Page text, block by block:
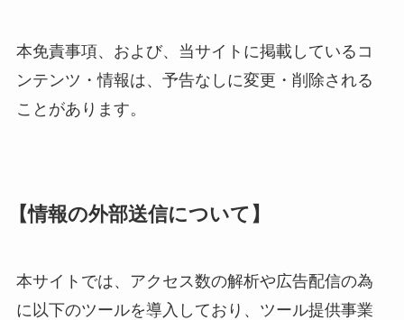
本免責事項、および、当サイトに掲載しているコ
ンテンツ・情報は、予告なしに変更・削除される
ことがあります。
【情報の外部送信について】
本サイトでは、アクセス数の解析や広告配信の為
に以下のツールを導入しており、ツール提供事業